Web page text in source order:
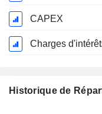
CAPEX
Charges
Historique de